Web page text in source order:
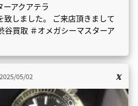
ーアクアテラ
しました。 ご来店頂きまして
谷買取 ＃オメガシーマスターア
2025/05/02